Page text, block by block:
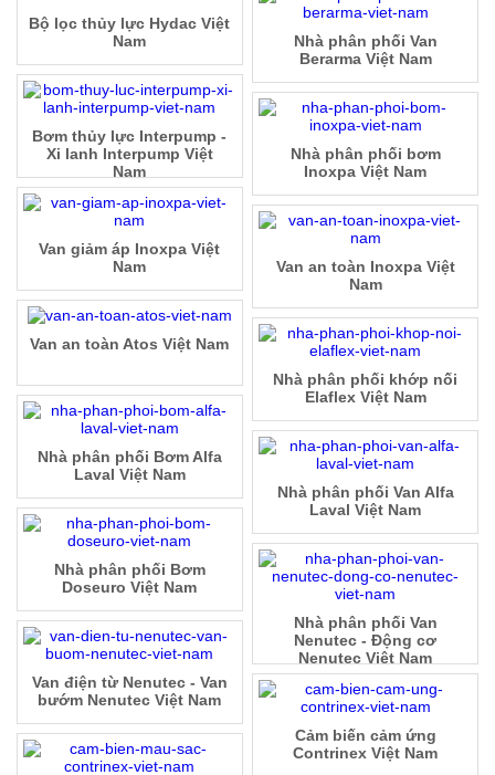
Bộ lọc thủy lực Hydac Việt
Nam
Nhà phân phối Van
Berarma Việt Nam
Bơm thủy lực Interpump -
Xi lanh Interpump Việt
Nam
Nhà phân phối bơm
Inoxpa Việt Nam
Van giảm áp Inoxpa Việt
Nam
Van an toàn Inoxpa Việt
Nam
Van an toàn Atos Việt Nam
Nhà phân phối khớp nối
Elaflex Việt Nam
Nhà phân phối Bơm Alfa
Laval Việt Nam
Nhà phân phối Van Alfa
Laval Việt Nam
Nhà phân phối Bơm
Doseuro Việt Nam
Nhà phân phối Van
Nenutec - Động cơ
Nenutec Việt Nam
Van điện từ Nenutec - Van
bướm Nenutec Việt Nam
Cảm biến cảm ứng
Contrinex Việt Nam